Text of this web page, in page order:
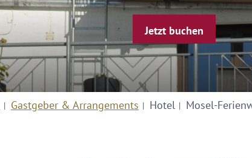
Jetzt buchen
Gastgeber & Arrangements Hotel Mosel-